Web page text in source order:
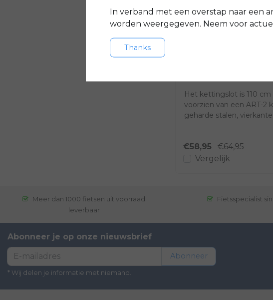
Het kettingslot is 110 cm
voorzien van een ART-2
geharde stalen,
€58,95
€64,95
Vergelijk
Meer dan 1000 fietsen uit voorraad
leverbaar
Fietsspecialist
Abonneer je op onze nieuwsbrief
Abonneer
* Wij delen je informatie met niemand.
In verband met een overstap naar een
worden weergegeven. Neem voor
Thanks